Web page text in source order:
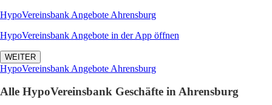
HypoVereinsbank Angebote Ahrensburg
HypoVereinsbank Angebote in der App öffnen
WEITER
HypoVereinsbank Angebote Ahrensburg
Alle HypoVereinsbank Geschäfte in Ahrensburg